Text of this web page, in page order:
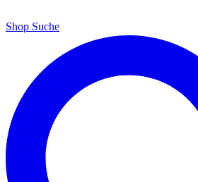
Shop Suche